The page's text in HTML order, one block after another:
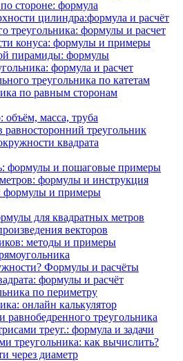
стороне: формула
цилиндра:формула и расчёт
треугольника: формулы и расчет
конуса: формулы и примеры
пирамиды: формулы
формула и расчет
треугольника по катетам
по равным сторонам
масса, труба
равносторонний треугольник
квадрата
формулы и пошаговые примеры
формулы и инструкция
формулы и примеры
для квадратных метров
векторов
методы и примеры
Формулы и расчёты
формулы и расчёт
по периметру
онлайн калькулятор
треугольника
треуг.: формула и задачи
треугольника: как вычислить?
через диаметр